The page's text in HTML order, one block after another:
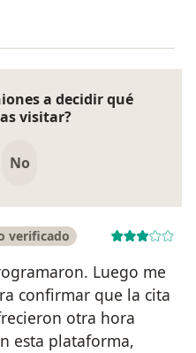
a decidir qué
visitar?
No
verificado
Luego me
confirmar que la cita
otra hora
esta plataforma,